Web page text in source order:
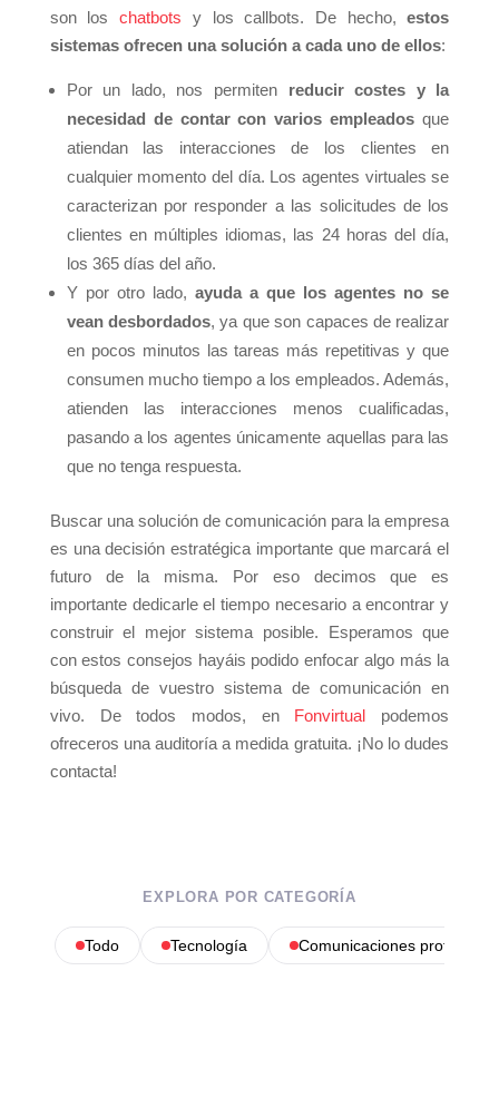
son loschatbots y los callbots. De hecho,estos
sistemas ofrecen una solución a cada uno de ellos:
Por un lado, nos permiten reducir costes y la
necesidad de contar con varios empleados que
atiendan las interacciones de los clientes en
cualquier momento del día. Los agentes virtuales se
caracterizan por responder a las solicitudes de los
clientes en múltiples idiomas, las 24 horas del día,
los 365 días del año.
Y por otro lado, ayuda a que los agentes no se
vean desbordados, ya que son capaces de realizar
en pocos minutos las tareas más repetitivas y que
consumen mucho tiempo a los empleados. Además,
atienden las interacciones menos cualificadas,
pasando a los agentes únicamente aquellas para las
que no tenga respuesta.
Buscar una solución de comunicación para la empresa
es una decisión estratégica importante que marcará el
futuro de la misma. Por eso decimos que es
importante dedicarle el tiempo necesario a encontrar y
construir el mejor sistema posible. Esperamos que
con estos consejos hayáis podido enfocar algo más la
búsqueda de vuestro sistema de comunicación en
vivo. De todos modos, en Fonvirtual podemos
ofreceros una auditoría a medida gratuita. ¡No lo dudes
contacta!
EXPLORA POR CATEGORÍA
Todo Tecnología Comunicaciones